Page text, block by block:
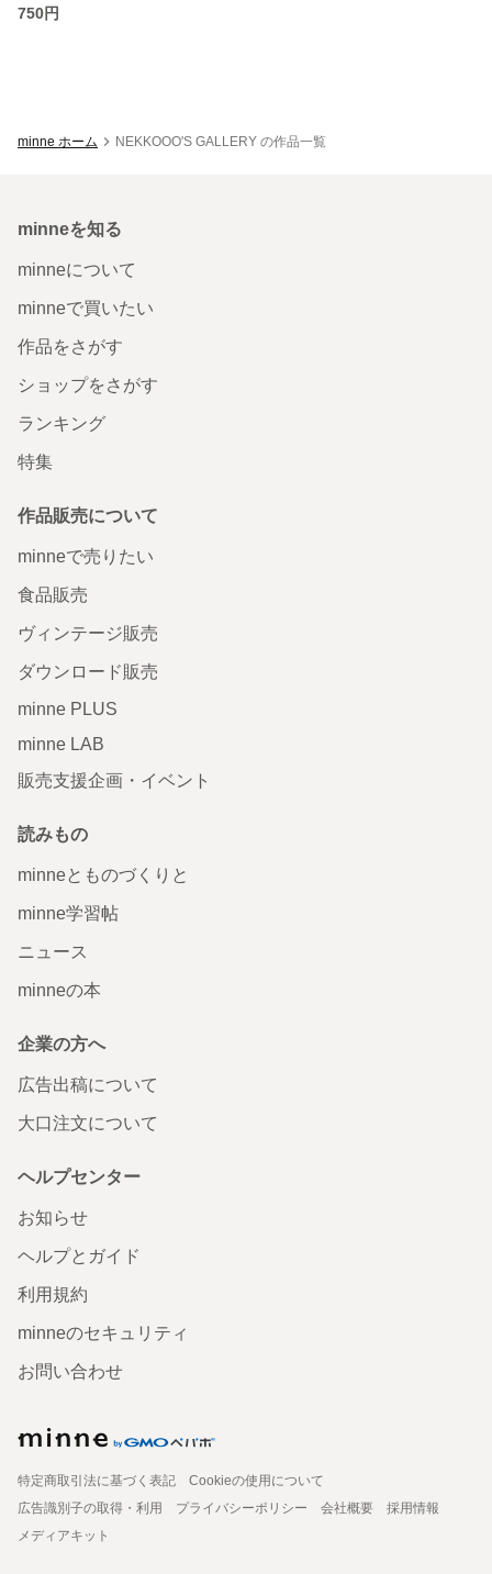
750円
minne ホーム NEKKOOO'S GALLERY の作品一覧
minneを知る
minneについて
minneで買いたい
作品をさがす
ショップをさがす
ランキング
特集
作品販売について
minneで売りたい
食品販売
ヴィンテージ販売
ダウンロード販売
minne PLUS
minne LAB
販売支援企画・イベント
読みもの
minneとものづくりと
minne学習帖
ニュース
minneの本
企業の方へ
広告出稿について
大口注文について
ヘルプセンター
お知らせ
ヘルプとガイド
利用規約
minneのセキュリティ
お問い合わせ
特定商取引法に基づく表記
Cookieの使用について
広告識別子の取得・利用
プライバシーポリシー 会社概要
採用情報
メディアキット